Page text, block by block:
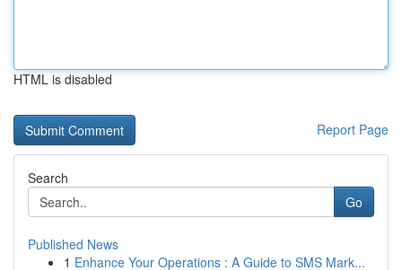
HTML is disabled
Report Page
Search
Go
Published News
1 Enhance Your Operations : A Guide to SMS Mark...